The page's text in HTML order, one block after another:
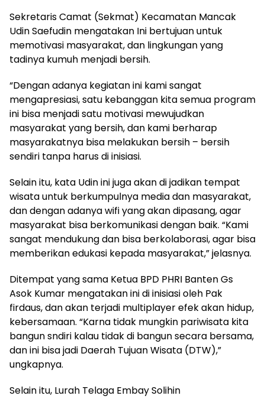
Sekretaris Camat (Sekmat) Kecamatan Mancak
Udin Saefudin mengatakan Ini bertujuan untuk
memotivasi masyarakat, dan lingkungan yang
tadinya kumuh menjadi bersih.
“Dengan adanya kegiatan ini kami sangat
mengapresiasi, satu kebanggan kita semua program
ini bisa menjadi satu motivasi mewujudkan
masyarakat yang bersih, dan kami berharap
masyarakatnya bisa melakukan bersih – bersih
sendiri tanpa harus di inisiasi.
Selain itu, kata Udin ini juga akan di jadikan tempat
wisata untuk berkumpulnya media dan masyarakat,
dan dengan adanya wifi yang akan dipasang, agar
masyarakat bisa berkomunikasi dengan baik. “Kami
sangat mendukung dan bisa berkolaborasi, agar bisa
memberikan edukasi kepada masyarakat,” jelasnya.
Ditempat yang sama Ketua BPD PHRI Banten Gs
Asok Kumar mengatakan ini di inisiasi oleh Pak
firdaus, dan akan terjadi multiplayer efek akan hidup,
kebersamaan. “Karna tidak mungkin pariwisata kita
bangun sndiri kalau tidak di bangun secara bersama,
dan ini bisa jadi Daerah Tujuan Wisata (DTW),”
ungkapnya.
Selain itu, Lurah Telaga Embay Solihin